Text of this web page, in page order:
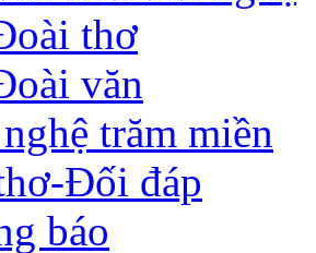
thơ
văn
trăm miền
Đối đáp
báo